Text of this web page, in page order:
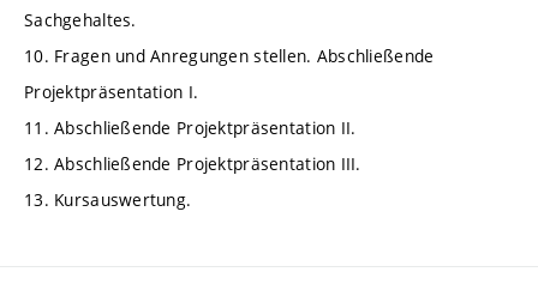
Sachgehaltes.
10. Fragen und Anregungen stellen. Abschließende
Projektpräsentation I.
11. Abschließende Projektpräsentation II.
12. Abschließende Projektpräsentation III.
13. Kursauswertung.